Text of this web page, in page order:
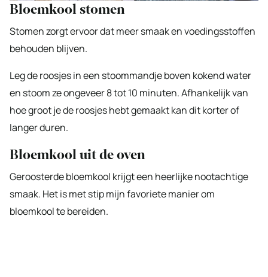
Bloemkool stomen
Stomen zorgt ervoor dat meer smaak en voedingsstoffen
behouden blijven.
Leg de roosjes in een stoommandje boven kokend water
en stoom ze ongeveer 8 tot 10 minuten. Afhankelijk van
hoe groot je de roosjes hebt gemaakt kan dit korter of
langer duren.
Bloemkool uit de oven
Geroosterde bloemkool krijgt een heerlijke nootachtige
smaak. Het is met stip mijn favoriete manier om
bloemkool te bereiden.